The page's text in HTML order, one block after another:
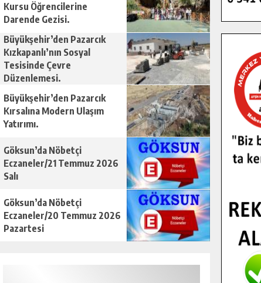
Kursu Öğrencilerine
Darende Gezisi.
Büyükşehir’den Pazarcık
Kızkapanlı’nın Sosyal
Tesisinde Çevre
Düzenlemesi.
Büyükşehir’den Pazarcık
Kırsalına Modern Ulaşım
Yatırımı.
Göksun’da Nöbetçi
Eczaneler/21 Temmuz 2026
Salı
Göksun’da Nöbetçi
Eczaneler/20 Temmuz 2026
Pazartesi